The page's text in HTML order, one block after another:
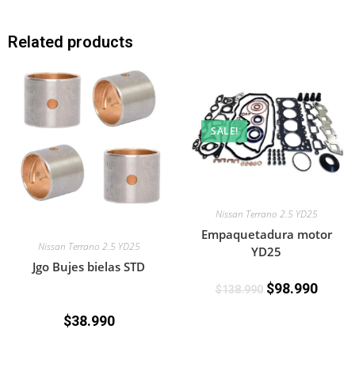
Related products
Nissan Terrano 2.5 YD25
Jgo Bujes bielas STD
$38.990
SALE!
Nissan Terrano 2.5 YD25
Empaquetadura motor
YD25
$138.990 $98.990